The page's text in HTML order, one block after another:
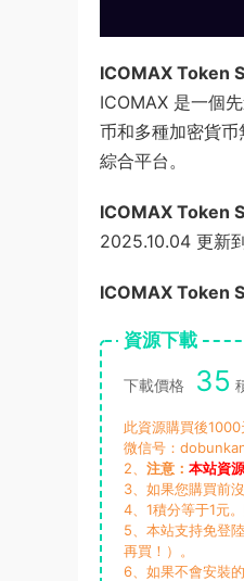
ICOMAX Token
ICOMAX 是一個
币和多種加密貨
綜合平台。
ICOMAX Token
2025.10.04 更新
ICOMAX Token
資源下載
下載價格 35
此資源購買後
微信号：
2、 注意： 本站資
3、如果您購買前
4、1積分等于1元
5、本站支持免登
再買！）。
6、如果不會安裝